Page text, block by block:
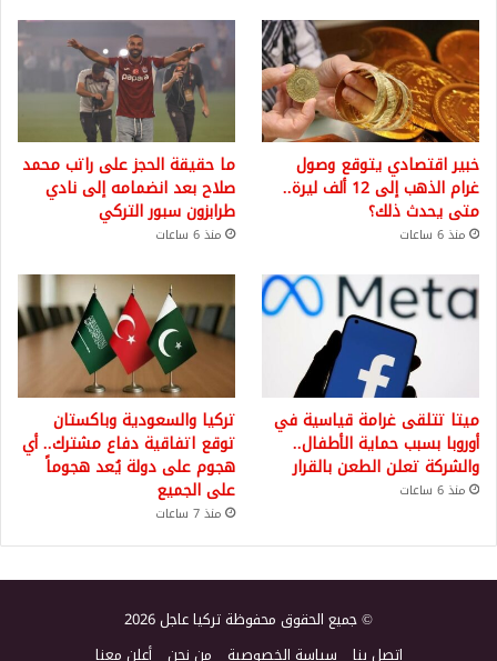
خبير اقتصادي يتوقع وصول
غرام الذهب إلى 12 ألف ليرة..
متى يحدث ذلك؟
منذ 6 ساعات
ما حقيقة الحجز على راتب محمد
صلاح بعد انضمامه إلى نادي
طرابزون سبور التركي
منذ 6 ساعات
ميتا تتلقى غرامة قياسية في
أوروبا بسبب حماية الأطفال..
والشركة تعلن الطعن بالقرار
منذ 6 ساعات
تركيا والسعودية وباكستان
توقع اتفاقية دفاع مشترك.. أي
هجوم على دولة يُعد هجوماً
على الجميع
منذ 7 ساعات
© جميع الحقوق محفوظة تركيا عاجل 2026
اتصل بنا سياسة الخصوصية من نحن أعلن معنا